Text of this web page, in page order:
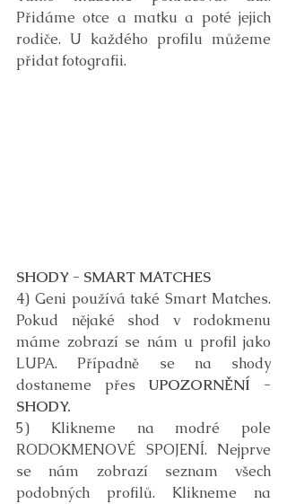
Přidáme otce a matku a poté jejich
rodiče. U každého profilu můžeme
přidat fotografii.
SHODY - SMART MATCHES
4) Geni používá také Smart Matches.
Pokud nějaké shod v rodokmenu
máme zobrazí se nám u profil jako
LUPA. Případně se na shody
dostaneme přes UPOZORNĚNÍ -
SHODY.
5) Klikneme na modré pole
RODOKMENOVÉ SPOJENÍ. Nejprve
se nám zobrazí seznam všech
podobných profilů. Klikneme na